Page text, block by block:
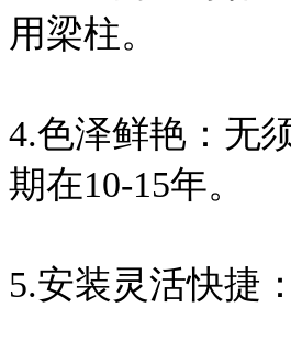
用梁柱。
4.色泽鲜艳：无
期在10-15年。
5.安装灵活快捷